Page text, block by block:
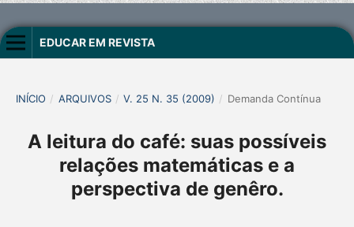
EDUCAR EM REVISTA
INÍCIO / ARQUIVOS / V. 25 N. 35 (2009) / Demanda Contínua
A leitura do café: suas possíveis
relações matemáticas e a
perspectiva de genêro.